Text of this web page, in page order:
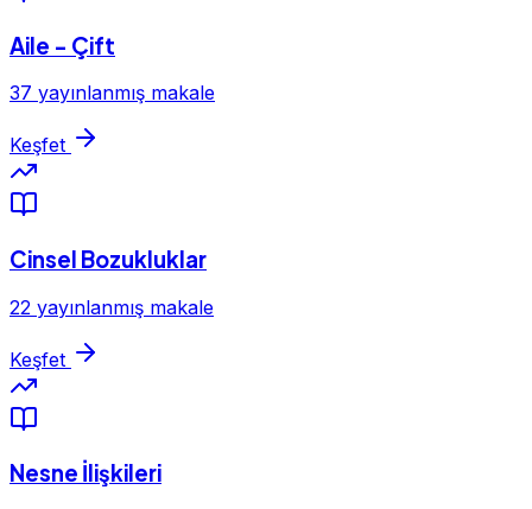
Aile - Çift
37 yayınlanmış makale
Keşfet
Cinsel Bozukluklar
22 yayınlanmış makale
Keşfet
Nesne İlişkileri